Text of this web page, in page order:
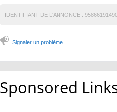
IDENTIFIANT DE L'ANNONCE :
Signaler un problème
Sponsored